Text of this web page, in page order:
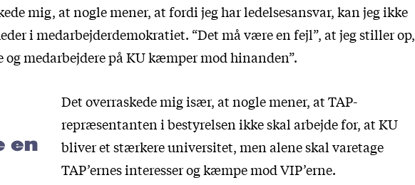
mig, at nogle mener, at fordi jeg har ledelsesansvar, kan jeg ikke
i medarbejderdemokratiet. “Det må være en fejl”, at jeg stiller op,
og medarbejdere på KU kæmper mod hinanden”.
en
Det overraskede mig især, at nogle mener, at TAP-
repræsentanten i bestyrelsen ikke skal arbejde for, at KU
bliver et stærkere universitet, men alene skal varetage
TAP’ernes interesser og kæmpe mod VIP’erne.